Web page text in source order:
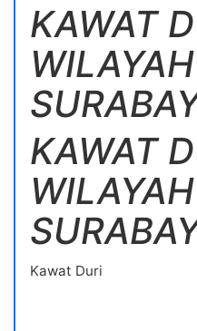
KAWAT
WILAYAH
KAWAT
WILAYAH
Kawat Duri